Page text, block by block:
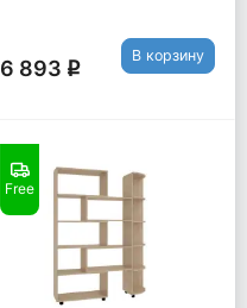
6 893 q
В корзину
Free